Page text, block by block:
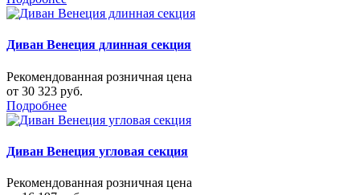
Диван Венеция длинная секция
Рекомендованная розничная цена
от 30 323 руб.
Подробнее
Диван Венеция угловая секция
Рекомендованная розничная цена